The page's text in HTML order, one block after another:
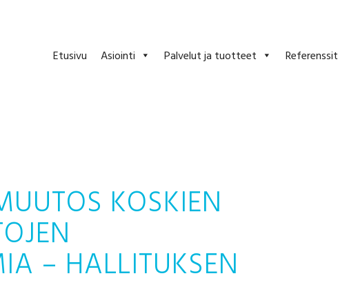
Etusivu Asiointi Palvelut ja tuotteet Referenssit
KOSKIEN
– HALLITUKSEN